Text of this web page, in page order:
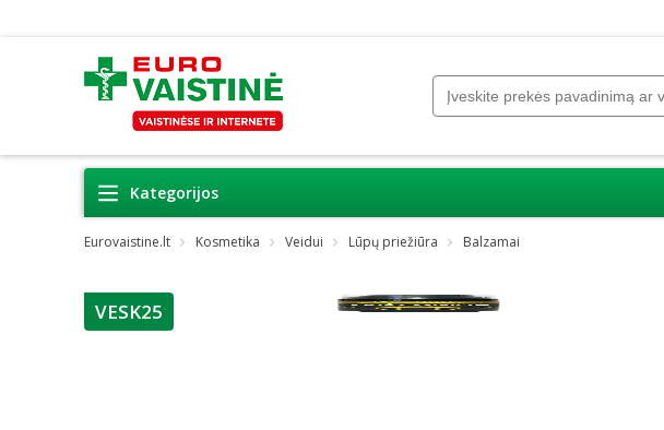
Kategorijos
Eurovaistine.lt Kosmetika Veidui Lūpų priežiūra Balzamai
patarimas
VESK25